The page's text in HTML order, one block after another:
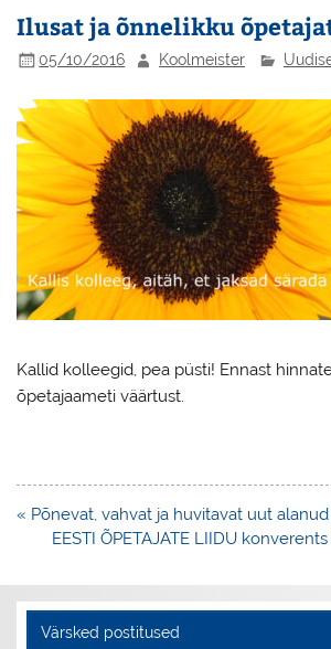
Ilusat ja õnnelikku
05/10/2016 Koolmeister
Kallid kolleegid, pea püsti! Ennast
õpetajaameti väärtust.
Navigeerimine
« Põnevat, vahvat ja huvitavat uut alanud
EESTI ÕPETAJATE LIIDU
Värsked postitused